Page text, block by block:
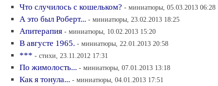
Что случилось с кошельком? - миниатюры, 05.03.2013 06:28
А это был Роберт... - миниатюры, 23.02.2013 18:25
Апитерапия - миниатюры, 10.02.2013 15:20
В августе 1965. - миниатюры, 22.01.2013 20:58
*** - стихи, 23.11.2012 17:31
По жимолость... - миниатюры, 07.01.2013 13:18
Как я тонула... - миниатюры, 04.01.2013 17:51